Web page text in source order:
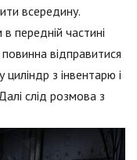
всередину.
передній частині
відправитися
з інвентарю і
слід розмова з